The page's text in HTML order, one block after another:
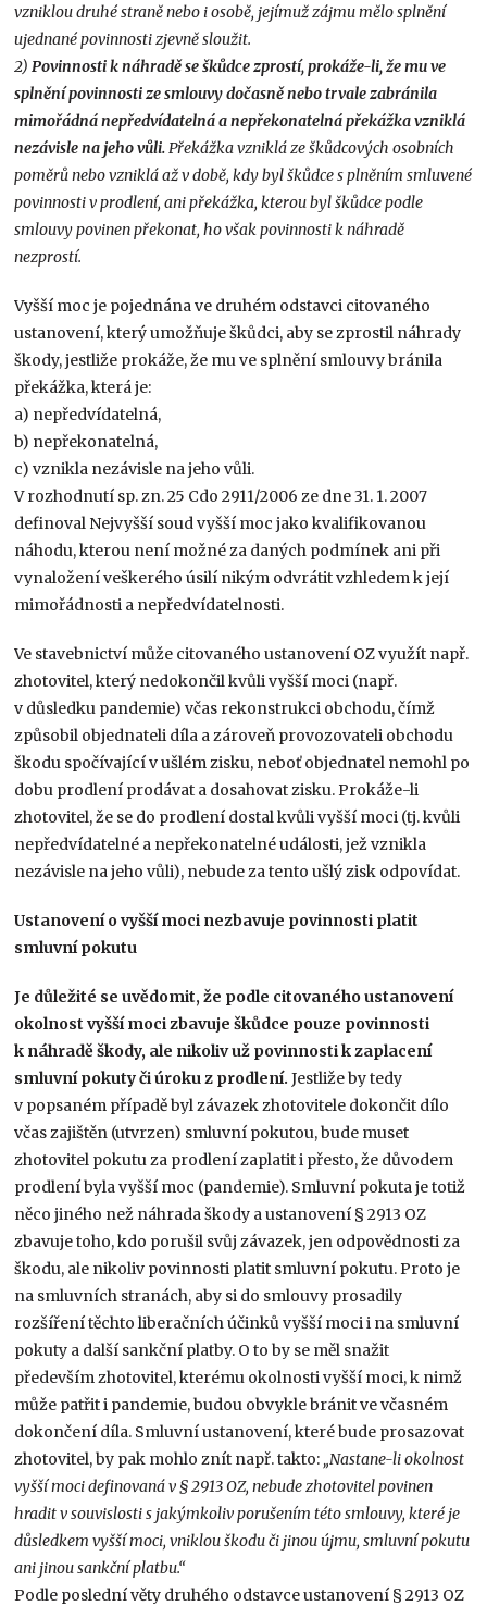
vzniklou druhé straně nebo i osobě, jejímuž zájmu mělo splnění
ujednané povinnosti zjevně sloužit.
2)Povinnosti k náhradě se škůdce zprostí, prokáže-li, že mu ve
splnění povinnosti ze smlouvy dočasně nebo trvale zabránila
mimořádná nepředvídatelná a nepřekonatelná překážka vzniklá
nezávisle na jeho vůli.Překážka vzniklá ze škůdcových osobních
poměrů nebo vzniklá až v době, kdy byl škůdce s plněním smluvené
povinnosti v prodlení, ani překážka, kterou byl škůdce podle
smlouvy povinen překonat, ho však povinnosti k náhradě
nezprostí.
Vyšší moc je pojednána ve druhém odstavci citovaného
ustanovení, který umožňuje škůdci, aby se zprostil náhrady
škody, jestliže prokáže, že mu ve splnění smlouvy bránila
překážka, která je:
a) nepředvídatelná,
b) nepřekonatelná,
c) vznikla nezávisle na jeho vůli.
V rozhodnutí sp. zn. 25 Cdo 2911/2006 ze dne 31. 1. 2007
definoval Nejvyšší soud vyšší moc jako kvalifikovanou
náhodu, kterou není možné za daných podmínek ani při
vynaložení veškerého úsilí nikým odvrátit vzhledem k její
mimořádnosti a nepředvídatelnosti.
Ve stavebnictví může citovaného ustanovení OZ využít např.
zhotovitel, který nedokončil kvůli vyšší moci (např.
v důsledku pandemie) včas rekonstrukci obchodu, čímž
způsobil objednateli díla a zároveň provozovateli obchodu
škodu spočívající v ušlém zisku, neboť objednatel nemohl po
dobu prodlení prodávat a dosahovat zisku. Prokáže-li
zhotovitel, že se do prodlení dostal kvůli vyšší moci (tj. kvůli
nepředvídatelné a nepřekonatelné události, jež vznikla
nezávisle na jeho vůli), nebude za tento ušlý zisk odpovídat.
Ustanovení o vyšší moci nezbavuje povinnosti platit
smluvní pokutu
Je důležité se uvědomit, že podle citovaného ustanovení
okolnost vyšší moci zbavuje škůdce pouze povinnosti
k náhradě škody, ale nikoliv už povinnosti k zaplacení
smluvní pokuty či úroku z prodlení.Jestliže by tedy
v popsaném případě byl závazek zhotovitele dokončit dílo
včas zajištěn (utvrzen) smluvní pokutou, bude muset
zhotovitel pokutu za prodlení zaplatit i přesto, že důvodem
prodlení byla vyšší moc (pandemie). Smluvní pokuta je totiž
něco jiného než náhrada škody a ustanovení § 2913 OZ
zbavuje toho, kdo porušil svůj závazek, jen odpovědnosti za
škodu, ale nikoliv povinnosti platit smluvní pokutu. Proto je
na smluvních stranách, aby si do smlouvy prosadily
rozšíření těchto liberačních účinků vyšší moci i na smluvní
pokuty a další sankční platby. O to by se měl snažit
především zhotovitel, kterému okolnosti vyšší moci, k nimž
může patřit i pandemie, budou obvykle bránit ve včasném
dokončení díla. Smluvní ustanovení, které bude prosazovat
zhotovitel, by pak mohlo znít např. takto: „Nastane-li okolnost
vyšší moci definovaná v § 2913 OZ, nebude zhotovitel povinen
hradit v souvislosti s jakýmkoliv porušením této smlouvy, které je
důsledkem vyšší moci, vniklou škodu či jinou újmu, smluvní pokutu
ani jinou sankční platbu.“
Podle poslední věty druhého odstavce ustanovení § 2913 OZ